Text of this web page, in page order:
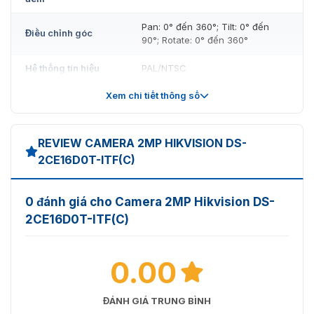
Điều chỉnh góc
Pan: 0° đến 360°; Tilt: 0° đến
90°; Rotate: 0° đến 360°
Hệ thống tín hiệu PAL/NTSC
mm, 6 mm
dọc: 60°, FOV chéo: 122°
3.6 mm, FOV ngang: 79.6°, FOV
dọc: 30°, FOV chéo: 58.8°
Xem chi tiết thông số
REVIEW CAMERA 2MP HIKVISION DS-
2CE16D0T-ITF(C)
0 đánh giá cho Camera 2MP Hikvision DS-
2CE16D0T-ITF(C)
0.00
ĐÁNH GIÁ TRUNG BÌNH